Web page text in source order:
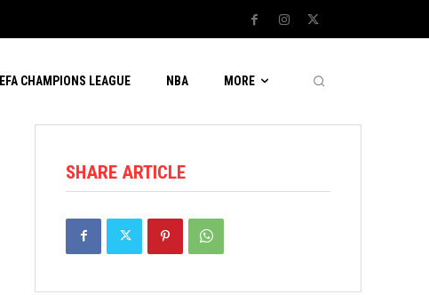
CHAMPIONS LEAGUE NBA MORE
SHARE ARTICLE